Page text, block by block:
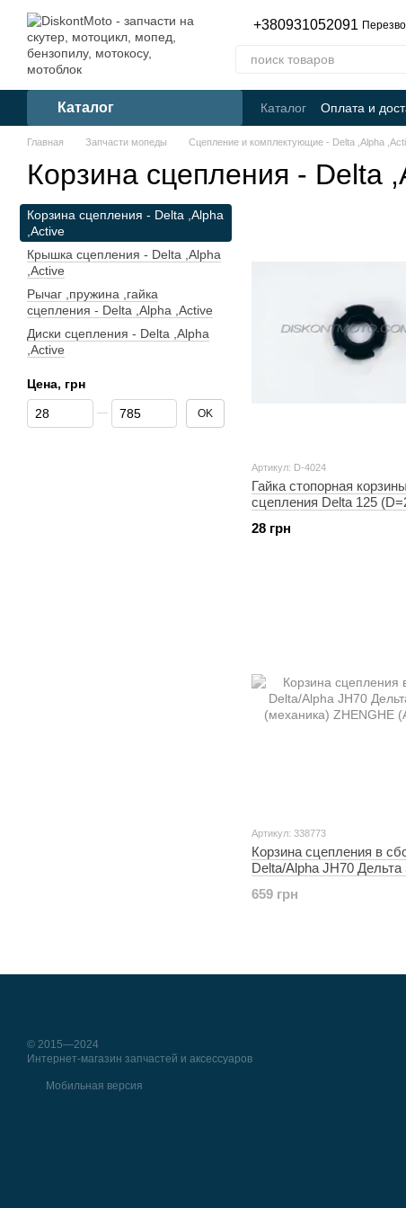
Перейти к основному контенту
+380931052091
Каталог Каталог Оплата и
Главная Запчасти мопеды Сцепление и комплектующие - Delta ,Alpha
Корзина сцепления - Delta
Артикул: D-4024
Гайка стопорная корзины
сцепления Delta 125
28 грн
Артикул: 338773
Корзина сцепления в
Delta/Alpha JH70 Дельта
659 грн
Корзина сцепления - Delta ,Alpha
,Active
Крышка сцепления - Delta ,Alpha
,Active
Рычаг ,пружина ,гайка
сцепления - Delta ,Alpha ,Active
Диски сцепления - Delta ,Alpha
,Active
Цена, грн
От Цена, грн
До Цена, грн OK
© 2015—2024
Интернет-магазин запчастей и аксессуаров
Мобильная версия